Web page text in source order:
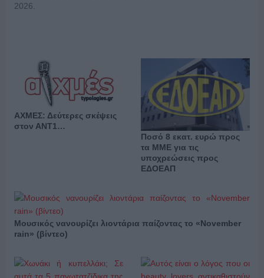
2026.
ΑΧΜΕΣ: Δεύτερες σκέψεις
στον ΑΝΤ1…
Ποσό 8 εκατ. ευρώ προς
τα ΜΜΕ για τις
υποχρεώσεις προς
ΕΔΟΕΑΠ
Μουσικός νανουρίζει λιοντάρια παίζοντας το «November
rain» (βίντεο)